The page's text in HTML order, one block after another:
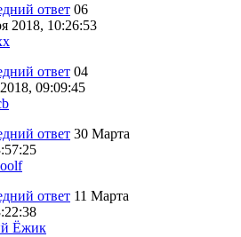
06
2018, 10:26:53
04
09:09:45
30 Марта
11 Марта
Ёжик